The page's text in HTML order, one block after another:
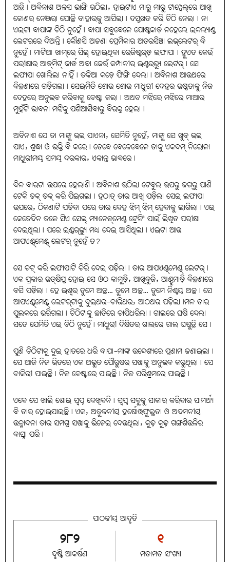
ଅଛି। ଅବିନାଶ ଅଳସ ଭାଙ୍ଗି ଉଠିଲା, ହାଇଟାଏ ମାରୁ ମାରୁ ଟାୱେଲ୍‌ରେ ଆଖି
କୋଣର ନେଞ୍ଜରା ପୋଛି ବାହାରକୁ ଆସିଲା। ଦସ୍ତଖତ କରି ଚିଠି ନେଲା। ନା
ଏଇଟା ବାପାଙ୍କ ଚିଠି ନୁହେଁ। ବାପା ସବୁବେଳେ ପୋଷ୍ଟକାର୍ଡ଼ ନହେଲେ ଇନଲ୍ୟାଣ୍ଡ
ଲେଟରରେ ଦିଅନ୍ତି। କୌଣସି ଅଜଣା ପ୍ରେମିକାର ଅତରସିଞ୍ଚା ଲଭ୍‌ଲେଟର୍‌ ବି
ନୁହେଁ। ମାଟିଆ ଖାମ୍‌ରେ ସିଲ୍‌ ହୋଇଥିବା ରେଜିଷ୍ଟର୍‌ଡ଼ ଲଫାପା। ହୁଏତ କେଉଁ
ପରୀକ୍ଷାର ଆଡ୍‌ମିଟ୍‌ କାର୍ଡ ଅବା କେଉଁ କମ୍ପାନୀର ଇଣ୍ଟରଭ୍ୟୁ ଲେଟର୍‌। ସେ
ଲଫାପା ଖୋଲିଲା ନାହିଁ। ତକିଆ କଡ଼େ ଫିଙ୍ଗି ଦେଲା। ଅବିନାଶ ଆଉଥରେ
ବିଛଣାରେ ଗଡ଼ିଗଲା। ସେଇମିତି ଶୋଉ ଶୋଉ ମାଧୁରୀ ଦେହର ଉଷ୍ଣତାକୁ ନିଜ
ଦେହରେ ଅନୁଭବ କରିବାକୁ ଚେଷ୍ଟା କଲା। ଅଥଚ ମଝିରେ ମଝିରେ ମାଆର
ମୁହଁଟି ଭାବନା ମଝିକୁ ପଶିଆସିବାରୁ ବିରକ୍ତ ହେଲା।
ଅବିନାଶ ଯେ ତା ମାଙ୍କୁ ଭଲ ପାଏନା, ସେମିତି ନୁହେଁ, ମାଙ୍କୁ ସେ ଖୁବ୍‌ ଭଲ
ପାଏ, ଶ୍ରଦ୍ଧା ଓ ଭକ୍ତି ବି କରେ। ତେବେ ବେଳେବେଳେ ତାକୁ ଏକଦମ୍‌ ନିରୋଳା
ମାଧୁରୀମୟ ସମୟ ଦରକାର, ଏକାନ୍ତ ଭାବରେ।
ଦିନ ବାରଟା ଉପରେ ହେଲାଣି। ଅବିନାଶ ଉଠିଲା ଟେବୁଲ ଉପରୁ ଜଗ୍‌ରୁ ପାଣି
ଟେକି ଢକ୍‌ ଢକ୍‌ କରି ପିଇଗଲା। ହଠାତ୍‌ ତାର ଆଖି ପଡ଼ିଲା ସେଇ ଲଫାପା
ଉପରେ, ଠିକଣାଟି ପଢିବା ପରେ ତାର ଦେହ ଝିମ୍‌ ଝିମ୍‌ ହେବାକୁ ଲାଗିଲା। ଏଇ
କେତେଦିନ ତଳେ ସିଏ ସେଲ୍‌ ମ୍ୟାନେଜ୍‌ମେଣ୍ଟ ଟ୍ରେନିଂ ପାଇଁ ଲିଖିତ ପରୀକ୍ଷା
ଦେଇଥିଲା। ପରେ ଇଣ୍ଟର୍‌ଭ୍ୟୁ ମଧ୍ୟ ଦେଇ ଆସିଥିଲା। ଏଇଟା ଆଉ
ଆପଏଣ୍ଟ୍‌ମେଣ୍ଟ୍‌ ଲେଟର୍‌ ନୁହେଁ ତ?
ସେ ଚଟ୍‌ କରି ଲଫାପାଟି ଚିରି ଦେଇ ପଢ଼ିଲା। ତାର ଆପଏଣ୍ଟ୍‌ମେଣ୍ଟ୍‌ ଲେଟର୍‌।
ଏକ ପ୍ରକାର ଉତ୍‌କ୍ଷିପ୍ତ ହୋଇ ସେ ଓଠ କାମୁଡ଼ି, ଆଖିବୁଜି, ଆଣ୍ଠୁମାଡ଼ି ବିଛଣାରେ
ବସି ପଡ଼ିଲା। ହେ ଇଶ୍ବର ତୁମେ ଅଛ… ତୁମେ ଅଛ… ତୁମେ ନିଶ୍ଚୟ ଅଛ। ସେ
ଆପଏଣ୍ଟ୍‌ମେଣ୍ଟ୍‌ ଲେଟର୍‌ଟାକୁ ଦୁଇଥର-ଚାରିଥର, ଆଠଥର ପଢ଼ିଲା।ମନ ତାର
ପୁଲକରେ ଭରିଗଲା। ଚିଠିଟାକୁ ଛାତିରେ ଚାପିଧରିଲା। ଗାଲରେ ଘଷି ଦେଲା
ସତେ ଯେମିତି ଏଇ ଚିଠି ନୁହେଁ। ମାଧୁରୀ ଦିକ୍ଷିତର ଗାଲରେ ଗାଲ ଘଷୁଛି ସେ।
ପୁଣି ଚିଠିଟାକୁ ଦୁଇ ହାତରେ ଧରି ବାପା-ମାଙ୍କ ଉଦ୍ଦେଶ୍ୟରେ ପ୍ରଣାମ ଜଣାଇଲା।
ସେ ଆଜି ନିଜ ଭିତରେ ଏକ ଅଭୁତ ପୌରୁଷର ସତ୍ତାକୁ ଅନୁଭବ କରୁଥିଲା। ସେ
ଚାକିରୀ ପାଇଛି। ନିଜ ଚେଷ୍ଟାରେ ପାଇଛି। ନିଜ ପରିଶ୍ରମରେ ପାଇଛି।
ଏବେ ସେ ଖାଲି ଶୋଇ ସ୍ବପ୍ନ ଦେଖିବନି। ସ୍ବପ୍ନ ସବୁକୁ ସାକାର କରିବାର ସାମର୍ଥ୍ୟ
ବି ତାର ହୋଇଯାଇଛି। ଏକ, ଅତୁଳନୀୟ ହର୍ଷୋତ୍ତଫୁଲ୍ଲତା ଓ ଅଦମନୀୟ
ଉନ୍ମାଦନା ତାର ସମଗ୍ର ସତ୍ତାକୁ ଭିଜେଇ ଦେଉଥିଲା, କୁଢ଼ କୁଢ଼ ଗଙ୍ଗଶିଉଳିର
ବାସ୍ନା ପରି।
ପାଠକୀୟ ଆଦୃତି
୨୮୨
ଦୃଷ୍ଟି ଆକର୍ଷଣ
୧
ମତାମତ ସଂଖ୍ୟା